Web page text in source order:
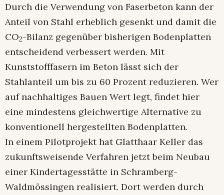
Durch die Verwendung von Faserbeton kann der
Anteil von Stahl erheblich gesenkt und damit die
CO2-Bilanz gegenüber bisherigen Bodenplatten
entscheidend verbessert werden. Mit
Kunststofffasern im Beton lässt sich der
Stahlanteil um bis zu 60 Prozent reduzieren. Wer
auf nachhaltiges Bauen Wert legt, findet hier
eine mindestens gleichwertige Alternative zu
konventionell hergestellten Bodenplatten.
In einem Pilotprojekt hat Glatthaar Keller das
zukunftsweisende Verfahren jetzt beim Neubau
einer Kindertagesstätte in Schramberg-
Waldmössingen realisiert. Dort werden durch